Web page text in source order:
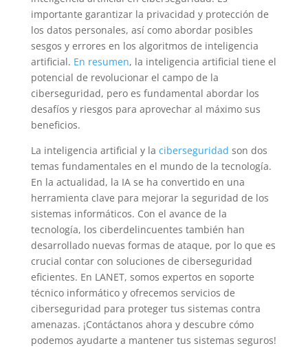
importante garantizar la privacidad y protección de
los datos personales, así como abordar posibles
sesgos y errores en los algoritmos de inteligencia
artificial. En resumen, la inteligencia artificial tiene el
potencial de revolucionar el campo de la
ciberseguridad, pero es fundamental abordar los
desafíos y riesgos para aprovechar al máximo sus
beneficios.
La inteligencia artificial y la ciberseguridad son dos
temas fundamentales en el mundo de la tecnología.
En la actualidad, la IA se ha convertido en una
herramienta clave para mejorar la seguridad de los
sistemas informáticos. Con el avance de la
tecnología, los ciberdelincuentes también han
desarrollado nuevas formas de ataque, por lo que es
crucial contar con soluciones de ciberseguridad
eficientes. En LANET, somos expertos en soporte
técnico informático y ofrecemos servicios de
ciberseguridad para proteger tus sistemas contra
amenazas. ¡Contáctanos ahora y descubre cómo
podemos ayudarte a mantener tus sistemas seguros!